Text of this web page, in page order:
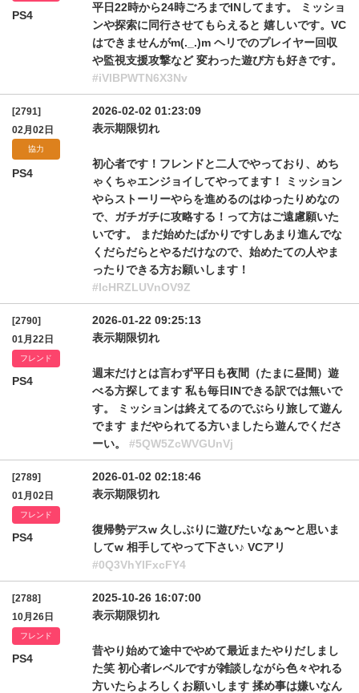
PS4
平日22時から24時ごろまでINしてます。 ミッショ
ンや探索に同行させてもらえると 嬉しいです。VC
はできませんがm(._.)m ヘリでのプレイヤー回収
や監視支援攻撃など 変わった遊び方も好きです。
#iVlBPWTN6X3Nv
[2791]
02月02日
協力
PS4
2026-02-02 01:23:09
表示期限切れ
初心者です！フレンドと二人でやっており、めち
ゃくちゃエンジョイしてやってます！ ミッション
やらストーリーやらを進めるのはゆったりめなの
で、ガチガチに攻略する！って方はご遠慮願いた
いです。 まだ始めたばかりですしあまり進んでな
くだらだらとやるだけなので、始めたての人やま
ったりできる方お願いします！
#IcHRZLUVnOV9Z
[2790]
01月22日
フレンド
PS4
2026-01-22 09:25:13
表示期限切れ
週末だけとは言わず平日も夜間（たまに昼間）遊
べる方探してます 私も毎日INできる訳では無いで
す。 ミッションは終えてるのでぶらり旅して遊ん
でます まだやられてる方いましたら遊んでくださ
ーい。 #5QW5ZcWVGUnVj
[2789]
01月02日
フレンド
PS4
2026-01-02 02:18:46
表示期限切れ
復帰勢デスw 久しぶりに遊びたいなぁ〜と思いま
してw 相手してやって下さい♪ VCアリ
#0Q3VhYlFxcFY4
[2788]
10月26日
フレンド
PS4
2025-10-26 16:07:00
表示期限切れ
昔やり始めて途中でやめて最近またやりだしまし
た笑 初心者レベルですが雑談しながら色々やれる
方いたらよろしくお願いします 揉め事は嫌いなん